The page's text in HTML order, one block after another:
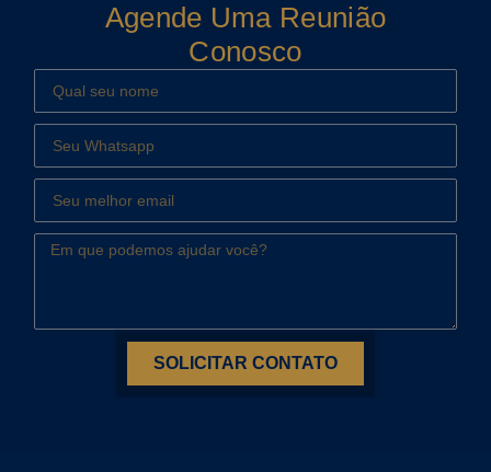
Agende Uma Reunião
Conosco
SOLICITAR CONTATO